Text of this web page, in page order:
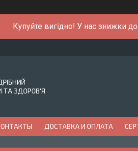
Купуйте вигідно! У нас знижки
ТА ЗДОРОВ'Я
ДОСТАВКА И ОПЛАТА